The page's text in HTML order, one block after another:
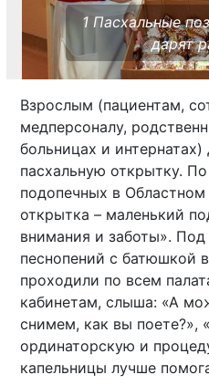
1 Пасхальные
дарят
Взрослым (пациентам,
медперсоналу,
больницах и
пасхальную открытку.
подопечных в Областном
открытка – маленький
внимания и заботы». Под
песнопений с батюшкой
проходили по всем
кабинетам, слыша: «А
снимем, как вы поете?»,
ординаторскую и
капельницы лучше